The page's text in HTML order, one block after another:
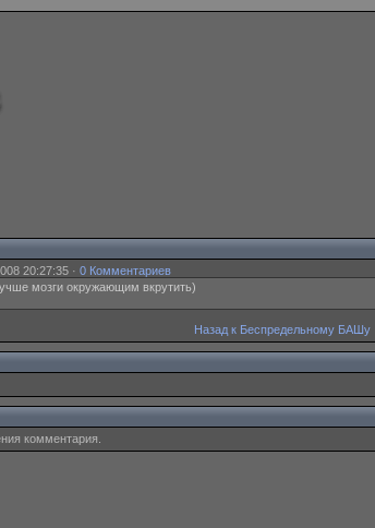
20:27:35 · 0 Комментариев
мозги окружающим вкрутить)
Назад к Беспредельному БАШу
комментария.